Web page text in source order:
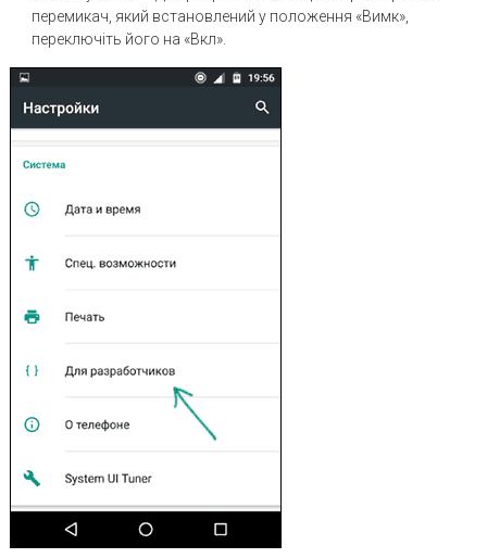
перемикач, який встановлений у положення «Вимк»,
переключіть його на «Вкл».